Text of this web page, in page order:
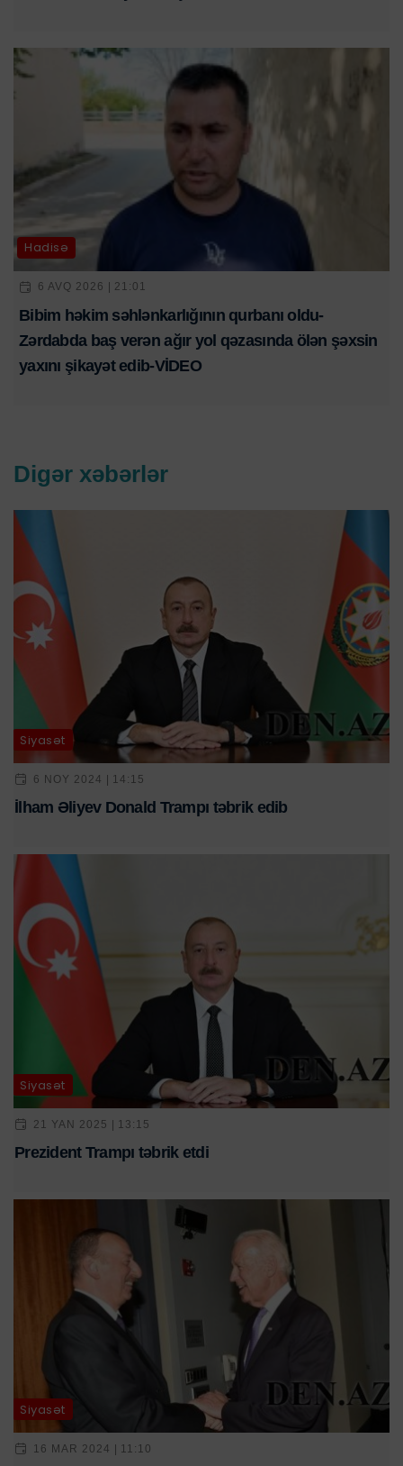
Hadisə
6 AVQ 2026 | 21:01
Bibim həkim səhlənkarlığının qurbanı oldu-
Zərdabda baş verən ağır yol qəzasında ölən şəxsin
yaxını şikayət edib-VİDEO
Digər xəbərlər
Siyasət
6 NOY 2024 | 14:15
İlham Əliyev Donald Trampı təbrik edib
Siyasət
21 YAN 2025 | 13:15
Prezident Trampı təbrik etdi
Siyasət
16 MAR 2024 | 11:10